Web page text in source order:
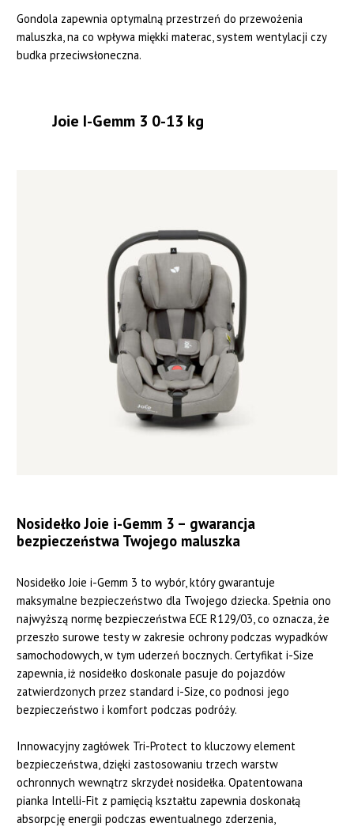
Gondola zapewnia optymalną przestrzeń do przewożenia
maluszka, na co wpływa miękki materac, system wentylacji czy
budka przeciwsłoneczna.
Joie I-Gemm 3 0-13 kg
Nosidełko Joie i-Gemm 3 – gwarancja
bezpieczeństwa Twojego maluszka
Nosidełko Joie i-Gemm 3 to wybór, który gwarantuje
maksymalne bezpieczeństwo dla Twojego dziecka. Spełnia ono
najwyższą normę bezpieczeństwa ECE R129/03, co oznacza, że
przeszło surowe testy w zakresie ochrony podczas wypadków
samochodowych, w tym uderzeń bocznych. Certyfikat i-Size
zapewnia, iż nosidełko doskonale pasuje do pojazdów
zatwierdzonych przez standard i-Size, co podnosi jego
bezpieczeństwo i komfort podczas podróży.
Innowacyjny zagłówek Tri-Protect to kluczowy element
bezpieczeństwa, dzięki zastosowaniu trzech warstw
ochronnych wewnątrz skrzydeł nosidełka. Opatentowana
pianka Intelli-Fit z pamięcią kształtu zapewnia doskonałą
absorpcję energii podczas ewentualnego zderzenia,